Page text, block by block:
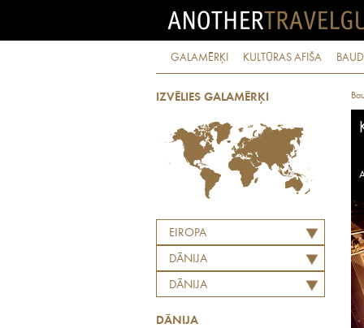
GALAMĒRĶI KULTŪRAS AFIŠA
IZVĒLIES GALAMĒRĶI
EIROPA
DĀNIJA
DĀNIJA
DĀNIJA